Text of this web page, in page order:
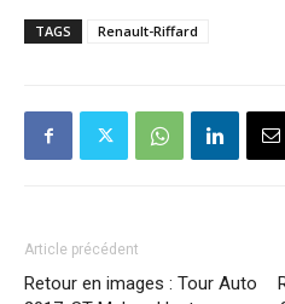
TAGS Renault-Riffard
Article précédent
Retour en images : Tour Auto